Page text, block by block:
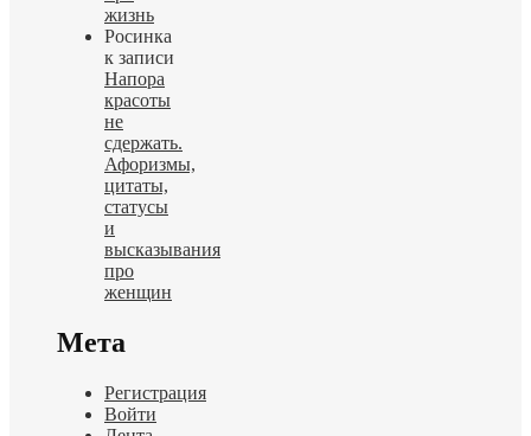
жизнь
Росинка
к записи
Напора
красоты
не
сдержать.
Афоризмы,
цитаты,
статусы
и
высказывания
про
женщин
Мета
Регистрация
Войти